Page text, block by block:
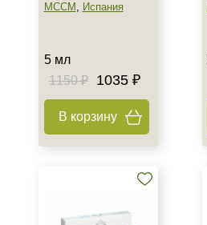
Показать еще
Все типы кожи
Поврежденная
Восстановление
MCCM , Испания
5 мл
1150 ₽
1035 ₽
В корзину